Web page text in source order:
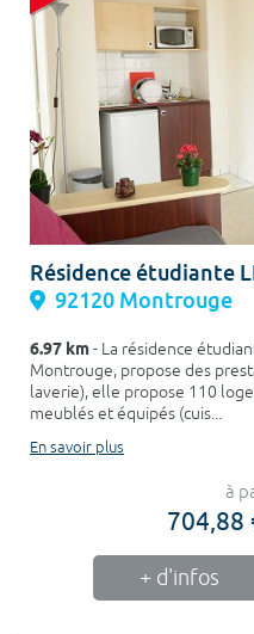
Résidence étudiante
92120 Montrouge
6.97 km- La résidence
Montrouge, propose des
laverie), elle propose 110
meublés et équipés (cuis...
En savoir plus
à
704,88
+ d'infos